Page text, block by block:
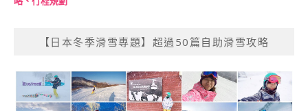
【日本冬季滑雪專題】超過50篇自助滑雪攻略